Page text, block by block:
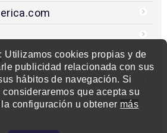
: Utilizamos cookies propias y de
publicidad relacionada con sus
hábitos de navegación. Si
que acepta su
configuración u obtener más